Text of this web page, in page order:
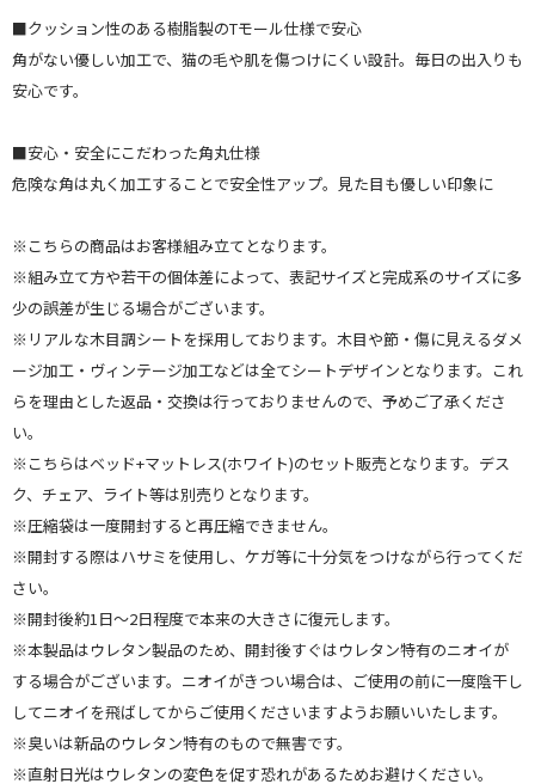
■クッション性のある樹脂製のTモール仕様で安心
角がない優しい加工で、猫の毛や肌を傷つけにくい設計。毎日の出入りも
安心です。
■安心・安全にこだわった角丸仕様
危険な角は丸く加工することで安全性アップ。見た目も優しい印象に
※こちらの商品はお客様組み立てとなります。
※組み立て方や若干の個体差によって、表記サイズと完成系のサイズに多
少の誤差が生じる場合がございます。
※リアルな木目調シートを採用しております。木目や節・傷に見えるダメ
ージ加工・ヴィンテージ加工などは全てシートデザインとなります。これ
らを理由とした返品・交換は行っておりませんので、予めご了承くださ
い。
※こちらはベッド+マットレス(ホワイト)のセット販売となります。デス
ク、チェア、ライト等は別売りとなります。
※圧縮袋は一度開封すると再圧縮できません。
※開封する際はハサミを使用し、ケガ等に十分気をつけながら行ってくだ
さい。
※開封後約1日～2日程度で本来の大きさに復元します。
※本製品はウレタン製品のため、開封後すぐはウレタン特有のニオイが
する場合がございます。ニオイがきつい場合は、ご使用の前に一度陰干し
してニオイを飛ばしてからご使用くださいますようお願いいたします。
※臭いは新品のウレタン特有のもので無害です。
※直射日光はウレタンの変色を促す恐れがあるためお避けください。